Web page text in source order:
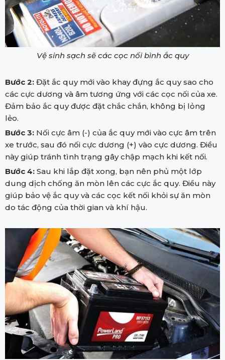
Vệ sinh sạch sẽ các cọc nối bình ắc quy
Bước 2: Đặt ắc quy mới vào khay đựng ắc quy sao cho
các cực dương và âm tương ứng với các cọc nối của xe.
Đảm bảo ắc quy được đặt chắc chắn, không bị lỏng
lẻo.
Bước 3: Nối cực âm (-) của ắc quy mới vào cực âm trên
xe trước, sau đó nối cực dương (+) vào cực dương. Điều
này giúp tránh tình trạng gây chập mạch khi kết nối.
Bước 4: Sau khi lắp đặt xong, bạn nên phủ một lớp
dung dịch chống ăn mòn lên các cực ắc quy. Điều này
giúp bảo vệ ắc quy và các cọc kết nối khỏi sự ăn mòn
do tác động của thời gian và khí hậu.